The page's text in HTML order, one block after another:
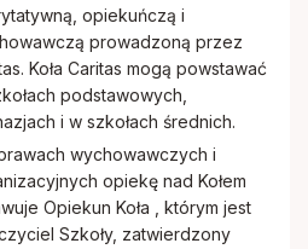
Koło Caritas
Misyjne Dzieci
Maryjna
opiekuńczą i
prowadzoną przez
Koła Caritas mogą powstawać
podstawowych,
i w szkołach średnich.
wychowawczych i
opiekę nad Kołem
Opiekun Koła , którym jest
Szkoły, zatwierdzony